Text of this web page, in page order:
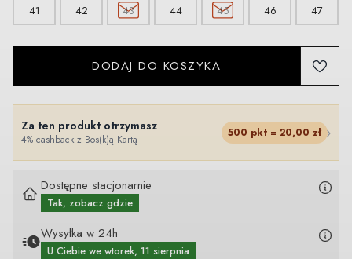
41 42 43 44 45 46 47
DODAJ DO KOSZYKA
Za ten produkt otrzymasz
4% cashback z Bos(k)ą Kartą
500 pkt = 20,00 zł ›
Dostępne stacjonarnie
Tak, zobacz gdzie
Wysyłka w 24h
U Ciebie we wtorek, 11 sierpnia